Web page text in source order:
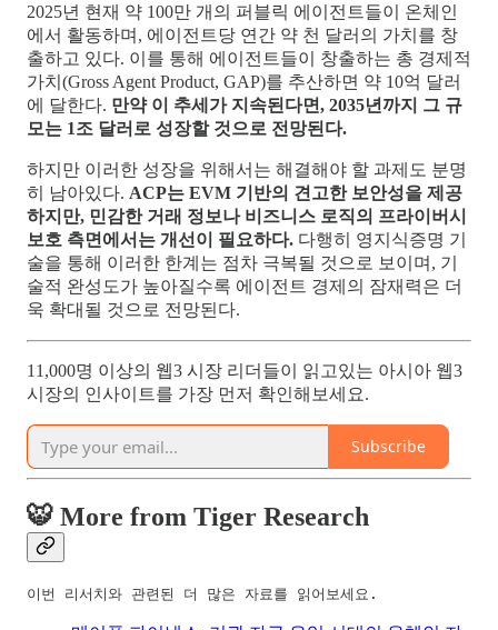
2025년 현재 약 100만 개의 퍼블릭 에이전트들이 온체인
에서 활동하며, 에이전트당 연간 약 천 달러의 가치를 창
출하고 있다. 이를 통해 에이전트들이 창출하는 총 경제적
가치(Gross Agent Product, GAP)를 추산하면 약 10억 달러
에 달한다. 만약 이 추세가 지속된다면, 2035년까지 그 규
모는 1조 달러로 성장할 것으로 전망된다.
하지만 이러한 성장을 위해서는 해결해야 할 과제도 분명
히 남아있다. ACP는 EVM 기반의 견고한 보안성을 제공
하지만, 민감한 거래 정보나 비즈니스 로직의 프라이버시
보호 측면에서는 개선이 필요하다. 다행히 영지식증명 기
술을 통해 이러한 한계는 점차 극복될 것으로 보이며, 기
술적 완성도가 높아질수록 에이전트 경제의 잠재력은 더
욱 확대될 것으로 전망된다.
11,000명 이상의 웹3 시장 리더들이 읽고있는 아시아 웹3
시장의 인사이트를 가장 먼저 확인해보세요.
Subscribe
🐯 More from Tiger Research
이번 리서치와 관련된 더 많은 자료를 읽어보세요.